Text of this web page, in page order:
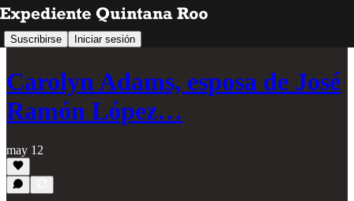
Suscribirse Iniciar sesión
Carolyn Adams, esposa de José
Ramón López…
may 12